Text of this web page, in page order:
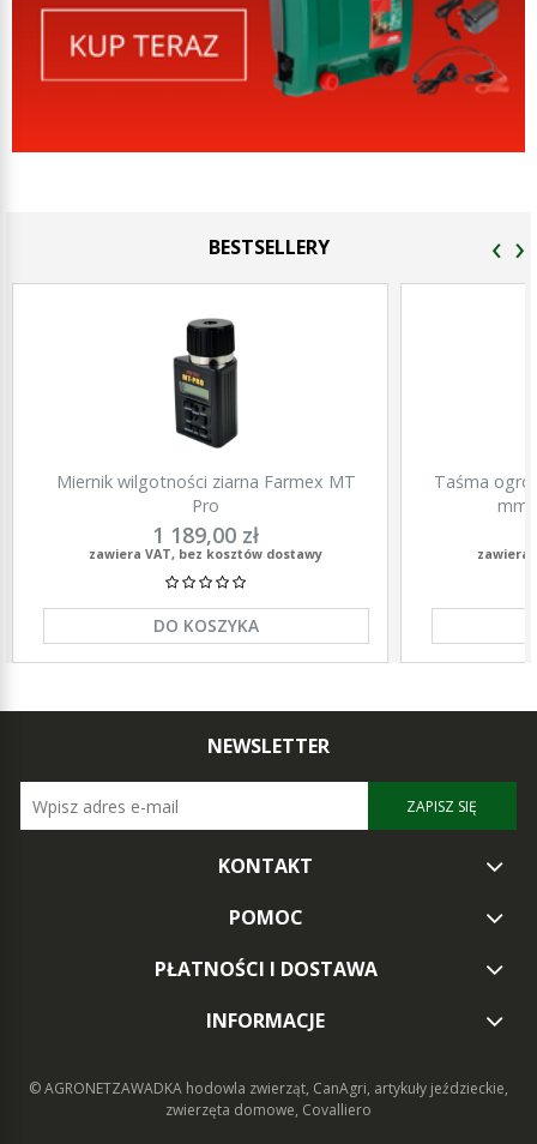
BESTSELLERY
Miernik wilgotności ziarna Farmex MT
Pro
1 189,00 zł
zawiera VAT, bez kosztów dostawy
DO KOSZYKA
Taśma
mm,
zawiera
‹ ›
NEWSLETTER
ZAPISZ SIĘ
KONTAKT
POMOC
PŁATNOŚCI I DOSTAWA
INFORMACJE
© AGRONETZAWADKA hodowla zwierząt, CanAgri, artykuły jeździeckie,
zwierzęta domowe, Covalliero